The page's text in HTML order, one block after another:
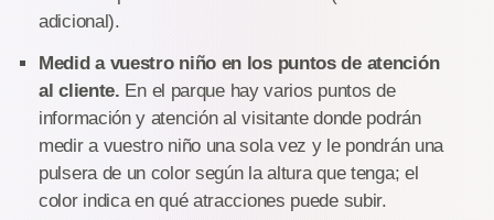
adicional).
Medid a vuestro niño en los puntos de atención
al cliente. En el parque hay varios puntos de
información y atención al visitante donde podrán
medir a vuestro niño una sola vez y le pondrán una
pulsera de un color según la altura que tenga; el
color indica en qué atracciones puede subir.